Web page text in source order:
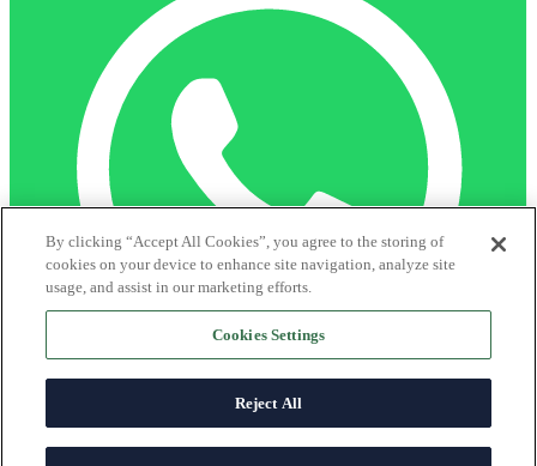
Centro de axuda
By clicking “Accept All Cookies”, you agree to the storing of
cookies on your device to enhance site navigation, analyze site
usage, and assist in our marketing efforts.
Cookies Settings
Reject All